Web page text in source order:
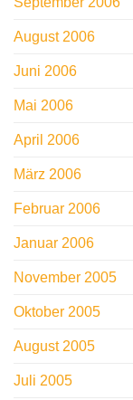
August 2006
Juni 2006
Mai 2006
April 2006
März 2006
Februar 2006
Januar 2006
November 2005
Oktober 2005
August 2005
Juli 2005